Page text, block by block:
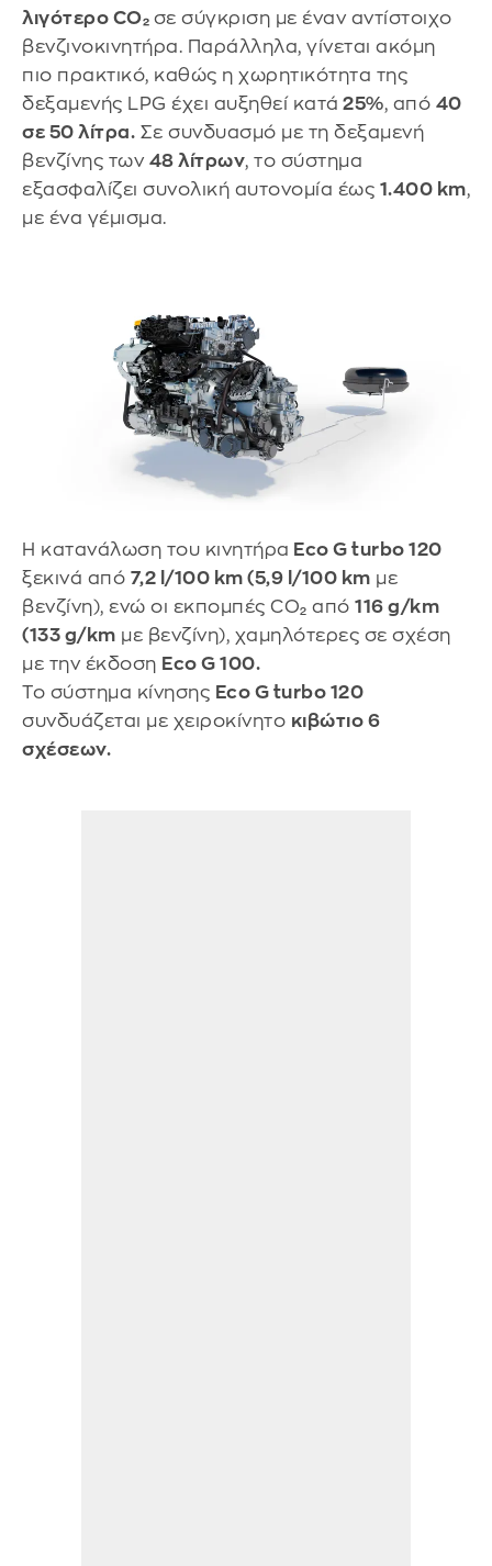
λιγότερο CO₂ σε σύγκριση με έναν αντίστοιχο
βενζινοκινητήρα. Παράλληλα, γίνεται ακόμη
πιο πρακτικό, καθώς η χωρητικότητα της
δεξαμενής LPG έχει αυξηθεί κατά 25%, από 40
σε 50 λίτρα. Σε συνδυασμό με τη δεξαμενή
βενζίνης των 48 λίτρων, το σύστημα
εξασφαλίζει συνολική αυτονομία έως 1.400 km,
με ένα γέμισμα.
Η κατανάλωση του κινητήρα Eco G turbo 120
ξεκινά από 7,2 l/100 km (5,9 l/100 km με
βενζίνη), ενώ οι εκπομπές CO₂ από 116 g/km
(133 g/km με βενζίνη), χαμηλότερες σε σχέση
με την έκδοση Eco G 100.
Το σύστημα κίνησης Eco G turbo 120
συνδυάζεται με χειροκίνητο κιβώτιο 6
σχέσεων.